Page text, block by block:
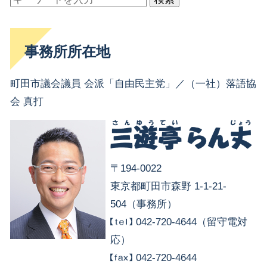
事務所所在地
町田市議会議員 会派「自由民主党」／（一社）落語協
会 真打
〒194-0022
東京都町田市森野 1-1-21-
504（事務所）
042-720-4644（留守電対
応）
042-720-4644